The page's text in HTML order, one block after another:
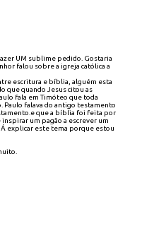
UM sublime pedido. Gostaria
falou sobre a igreja católica a
escritura e bíblia, alguém esta
que quando Jesus citou as
fala em Timóteo que toda
falava do antigo testamento
que a bíblia foi feita por
um pagão a escrever um
explicar este tema porque estou